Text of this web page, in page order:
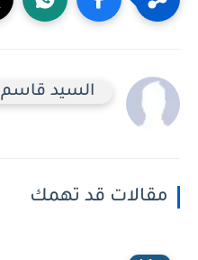
السيد قاسم
مقالات قد تهمك